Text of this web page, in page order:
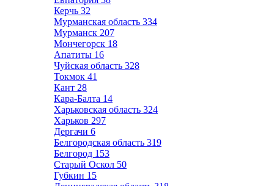
Керчь 32
Мурманская область 334
Мурманск 207
Мончегорск 18
Апатиты 16
Чуйская область 328
Токмок 41
Кант 28
Кара-Балта 14
Харьковская область 324
Харьков 297
Дергачи 6
Белгородская область 319
Белгород 153
Старый Оскол 50
Губкин 15